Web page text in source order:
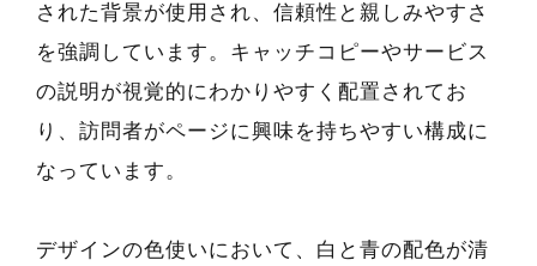
された背景が使用され、信頼性と親しみやすさ
を強調しています。キャッチコピーやサービス
の説明が視覚的にわかりやすく配置されてお
り、訪問者がページに興味を持ちやすい構成に
なっています。
デザインの色使いにおいて、白と青の配色が清